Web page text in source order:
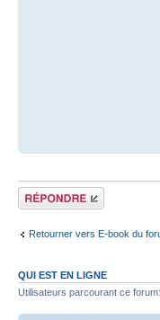
Répondre
Retourner vers E-book du
QUI EST EN LIGNE
Utilisateurs parcourant ce